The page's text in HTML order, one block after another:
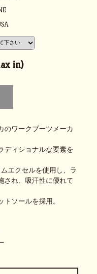
in)
のワークブーツメーカ
ディショナルな要素を
エクセルを使用し、ラ
され、吸汗性に優れて
ソールを採用。